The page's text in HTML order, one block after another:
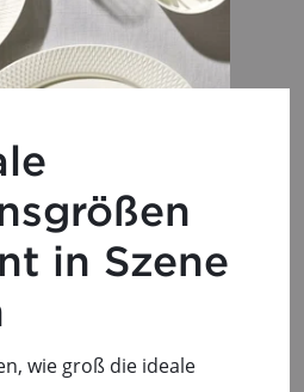
in Szene
wie groß die ideale